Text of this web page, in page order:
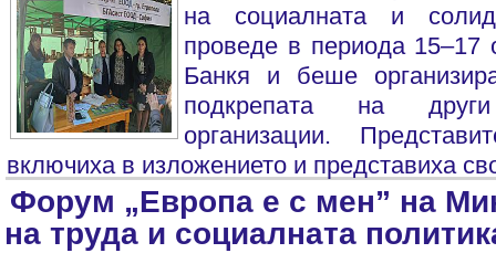
на социалната и
проведе в периода 15–17
Банкя и беше
подкрепата на други
организации.
включиха в изложението и представиха
Форум „Европа е с мен” на
на труда и социалната